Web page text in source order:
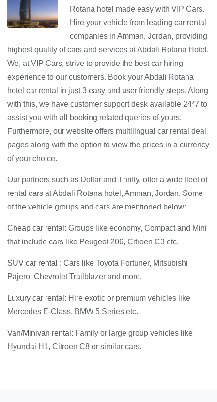
Rotana hotel made easy with VIP Cars.
Hire your vehicle from leading car rental
companies in Amman, Jordan, providing
highest quality of cars and services at Abdali Rotana Hotel.
We, at VIP Cars, strive to provide the best car hiring
experience to our customers. Book your Abdali Rotana
hotel car rental in just 3 easy and user friendly steps. Along
with this, we have customer support desk available 24*7 to
assist you with all booking related queries of yours.
Furthermore, our website offers multilingual car rental deal
pages along with the option to view the prices in a currency
of your choice.
Our partners such as Dollar and Thrifty, offer a wide fleet of
rental cars at Abdali Rotana hotel, Amman, Jordan. Some
of the vehicle groups and cars are mentioned below:
Cheap car rental: Groups like economy, Compact and Mini
that include cars like Peugeot 206, Citroen C3 etc.
SUV car rental : Cars like Toyota Fortuner, Mitsubishi
Pajero, Chevrolet Trailblazer and more.
Luxury car rental: Hire exotic or premium vehicles like
Mercedes E-Class, BMW 5 Series etc.
Van/Minivan rental: Family or large group vehicles like
Hyundai H1, Citroen C8 or similar cars.